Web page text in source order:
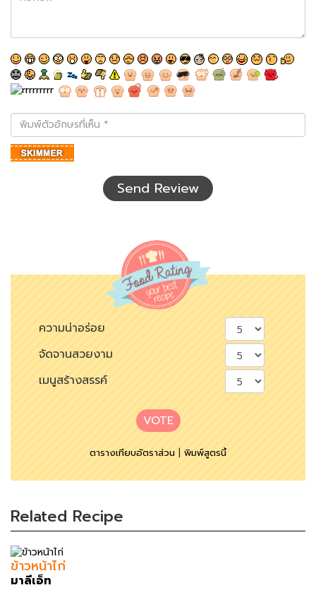
พิมพ์
ตัว
อักษร
ที่
Send Review
ความน่าอร่อย
จัดจานสวยงาม
เมนูสร้างสรรค์
VOTE
ตารางเทียบอัตราส่วน|พิมพ์สูตรนี้
Related Recipe
ข้าวหน้าไก่
มาลีเอ็ท